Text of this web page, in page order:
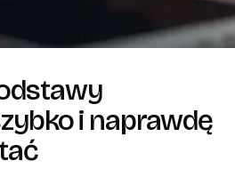
i naprawdę